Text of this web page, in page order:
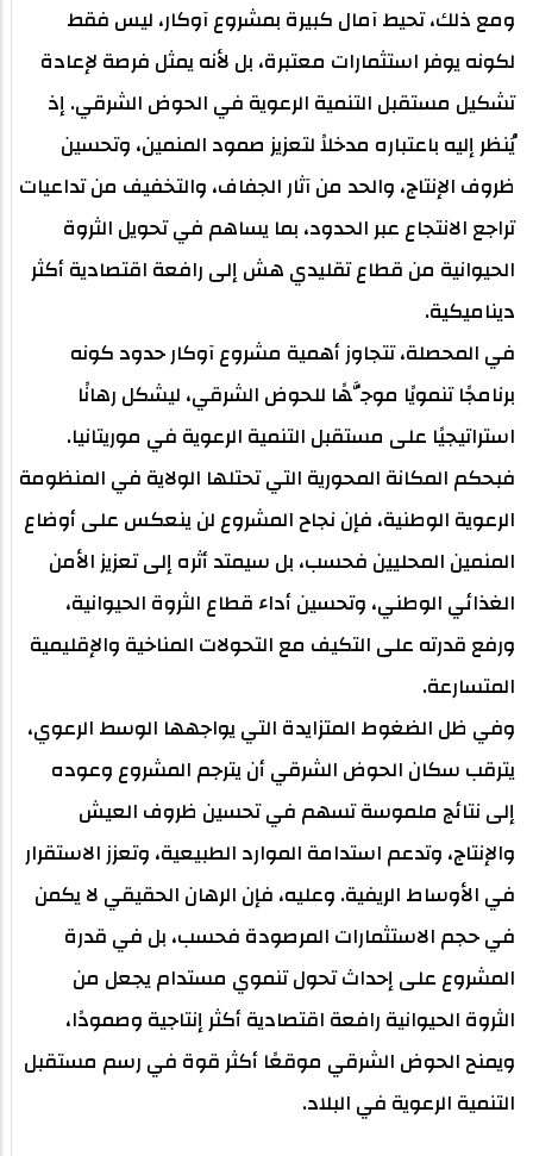
ومع ذلك، تحيط آمال كبيرة بمشروع آوكار، ليس فقط
لكونه يوفر استثمارات معتبرة، بل لأنه يمثل فرصة لإعادة
تشكيل مستقبل التنمية الرعوية في الحوض الشرقي. إذ
يُنظر إليه باعتباره مدخلاً لتعزيز صمود المنمين، وتحسين
ظروف الإنتاج، والحد من آثار الجفاف، والتخفيف من تداعيات
تراجع الانتجاع عبر الحدود، بما يساهم في تحويل الثروة
الحيوانية من قطاع تقليدي هش إلى رافعة اقتصادية أكثر
ديناميكية.
في المحصلة، تتجاوز أهمية مشروع آوكار حدود كونه
برنامجًا تنمويًا موجَّهًا للحوض الشرقي، ليشكل رهانًا
استراتيجيًا على مستقبل التنمية الرعوية في موريتانيا.
فبحكم المكانة المحورية التي تحتلها الولاية في المنظومة
الرعوية الوطنية، فإن نجاح المشروع لن ينعكس على أوضاع
المنمين المحليين فحسب، بل سيمتد أثره إلى تعزيز الأمن
الغذائي الوطني، وتحسين أداء قطاع الثروة الحيوانية،
ورفع قدرته على التكيف مع التحولات المناخية والإقليمية
المتسارعة.
وفي ظل الضغوط المتزايدة التي يواجهها الوسط الرعوي،
يترقب سكان الحوض الشرقي أن يترجم المشروع وعوده
إلى نتائج ملموسة تسهم في تحسين ظروف العيش
والإنتاج، وتدعم استدامة الموارد الطبيعية، وتعزز الاستقرار
في الأوساط الريفية. وعليه، فإن الرهان الحقيقي لا يكمن
في حجم الاستثمارات المرصودة فحسب، بل في قدرة
المشروع على إحداث تحول تنموي مستدام يجعل من
الثروة الحيوانية رافعة اقتصادية أكثر إنتاجية وصمودًا،
ويمنح الحوض الشرقي موقعًا أكثر قوة في رسم مستقبل
التنمية الرعوية في البلاد.